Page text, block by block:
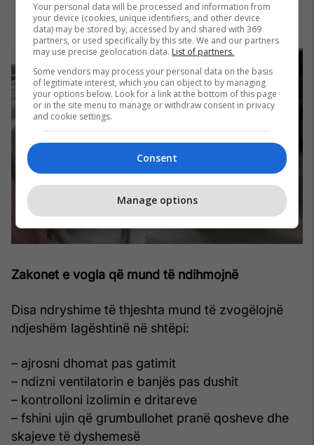
Zakonet e vogla që mund të ndihmojnë
Disa ndryshime të thjeshta mund të zvogëlojnë
ndjeshëm lagështinë në shtëpi:
– ajrosni dhomat pas gatimit
– ndizni ventilatorin e banjës pas dushit
– kontrolloni izolimin e dritareve
– fshini ujin që grumbullohet pranë qosheve dhe
skajeve të dyshemesë
Your personal data will be processed and information from
your device (cookies, unique identifiers, and other device
data) may be stored by, accessed by and shared with 369
partners, or used specifically by this site. We and our partners
may use precise geolocation data. List of partners.
Some vendors may process your personal data on the basis
of legitimate interest, which you can object to by managing
your options below. Look for a link at the bottom of this page
or in the site menu to manage or withdraw consent in privacy
and cookie settings.
Consent
Manage options